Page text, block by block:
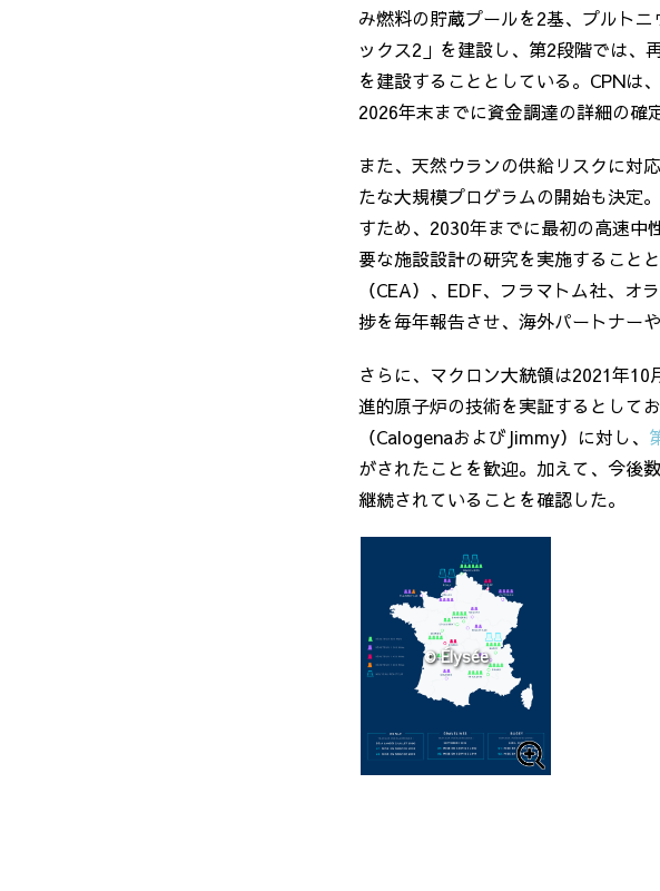
み燃料の貯蔵プールを2基、プルトニ
ックス2 」を建設し、第2段階では、
を建設することとしている。 CPNは
2026年末までに資金調達の詳細の確
また、天然ウランの供給リスクに対応
たな大規模プログラムの開始も決定。
すため、 2030年までに最初の高速中
要な施設設計の研究を実施すること
（CEA）、 EDF、フラマトム社、オ
捗を毎年報告させ、海外パートナー
さらに、マクロン大統領は2021年10
進的原子炉の技術を実証するとして
（CalogenaおよびJimmy）に対し、
がされたことを歓迎。加えて、今後
継続されていることを確認した。
© Élysée